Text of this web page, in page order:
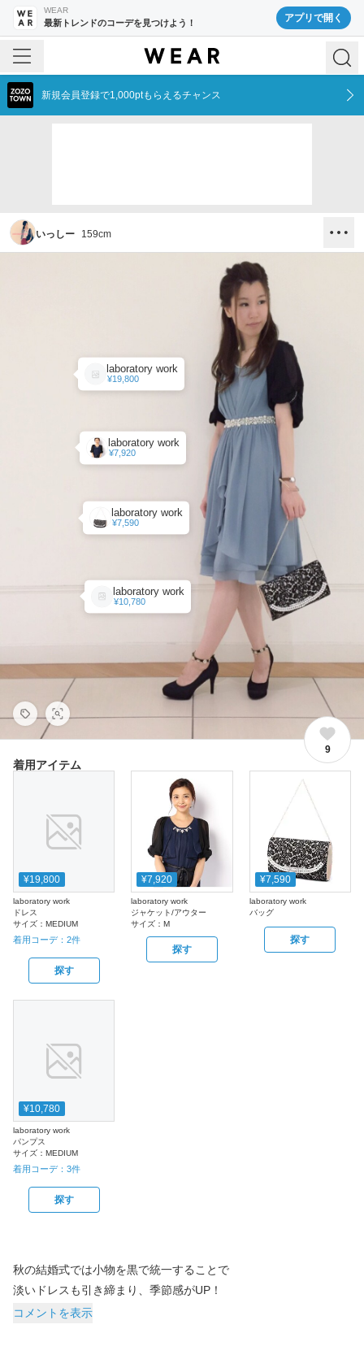
WEAR
最新トレンドのコーデを見つけよう！ アプリで開く
新規会員登録で1,000ptもらえるチャンス
いっしー 159cm
laboratory work
¥19,800
laboratory work
¥7,920
laboratory work
¥7,590
laboratory work
¥10,780
9
着用アイテム
¥19,800
laboratory work
ドレス
サイズ： MEDIUM
着用コーデ： 2件
探す
¥7,920
laboratory work
ジャケット/アウター
サイズ：M
探す
¥7,590
laboratory work
バッグ
探す
¥10,780
laboratory work
パンプス
サイズ： MEDIUM
着用コーデ： 3件
探す
秋の結婚式では小物を黒で統一することで
淡いドレスも引き締まり、季節感がUP！
コメントを表示